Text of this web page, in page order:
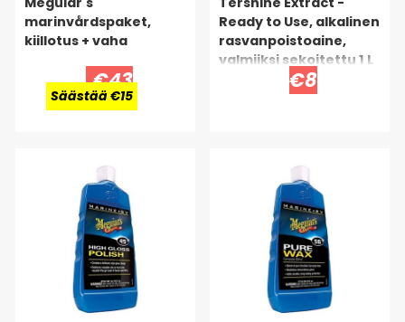
marinvårdspaket,
kiillotus + vaha
€43
Säästää €15
Ready to Use, alkalinen
rasvanpoistoaine,
valmiiksi sekoitettu 1 L
€8